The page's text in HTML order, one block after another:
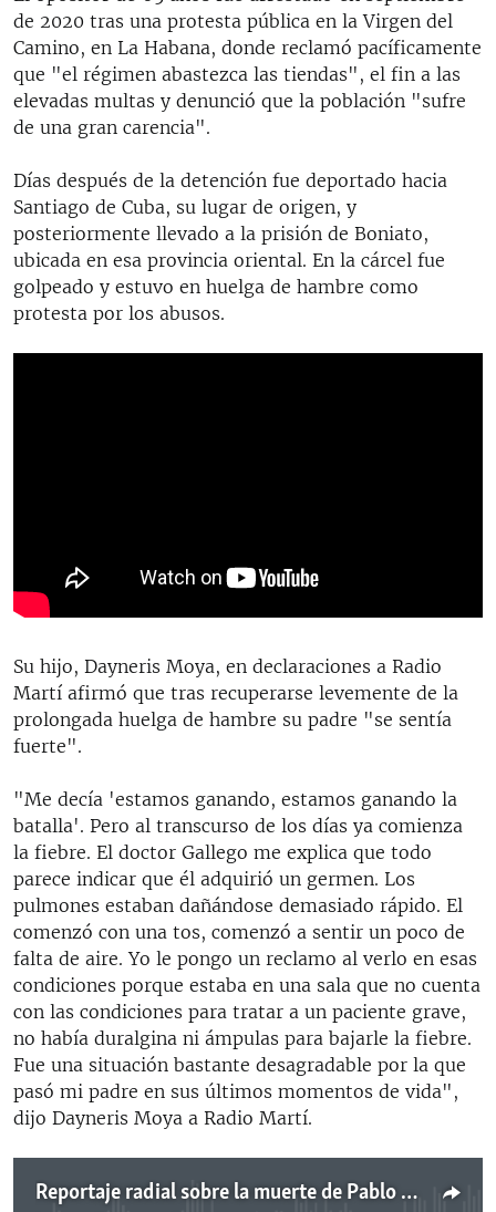
de 2020 tras una protesta pública en la Virgen del
Camino, en La Habana, donde reclamó pacíficamente
que "el régimen abastezca las tiendas", el fin a las
elevadas multas y denunció que la población "sufre
de una gran carencia".
Días después de la detención fue deportado hacia
Santiago de Cuba, su lugar de origen, y
posteriormente llevado a la prisión de Boniato,
ubicada en esa provincia oriental. En la cárcel fue
golpeado y estuvo en huelga de hambre como
protesta por los abusos.
Su hijo, Dayneris Moya, en declaraciones a Radio
Martí afirmó que tras recuperarse levemente de la
prolongada huelga de hambre su padre "se sentía
fuerte".
"Me decía 'estamos ganando, estamos ganando la
batalla'. Pero al transcurso de los días ya comienza
la fiebre. El doctor Gallego me explica que todo
parece indicar que él adquirió un germen. Los
pulmones estaban dañándose demasiado rápido. El
comenzó con una tos, comenzó a sentir un poco de
falta de aire. Yo le pongo un reclamo al verlo en esas
condiciones porque estaba en una sala que no cuenta
con las condiciones para tratar a un paciente grave,
no había duralgina ni ámpulas para bajarle la fiebre.
Fue una situación bastante desagradable por la que
pasó mi padre en sus últimos momentos de vida",
dijo Dayneris Moya a Radio Martí.
Reportaje radial sobre la muerte de Pablo Moya Delá